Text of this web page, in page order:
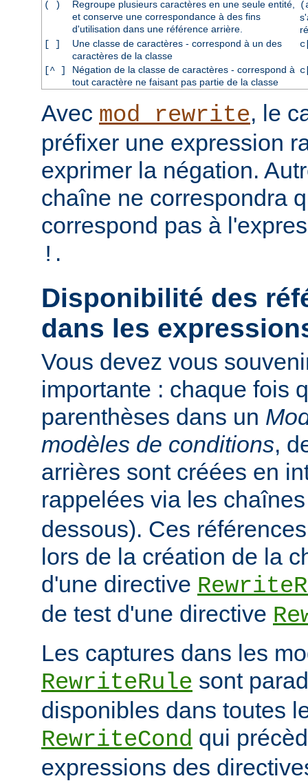
( )
Regroupe plusieurs caractères en une seule entité,
et conserve une correspondance à des fins
d'utilisation dans une référence arrière.
[ ]
Une classe de caractères - correspond à un des
caractères de la classe
[^ ]
Négation de la classe de caractères - correspond à
tout caractère ne faisant pas partie de la classe
Avec mod_rewrite, le
préfixer une expression
exprimer la négation.
chaîne ne correspondra
correspond pas à
! .
Disponibilité des
dans les
Vous devez vous
importante : chaque fois
parenthèses dans un
modèles de conditions,
arrières sont créées en
rappelées via les
dessous). Ces
lors de la création de la
d'une directive
de test d'une directive
Les captures dans les
RewriteRule sont
disponibles dans toutes
RewriteCond qui
expressions des